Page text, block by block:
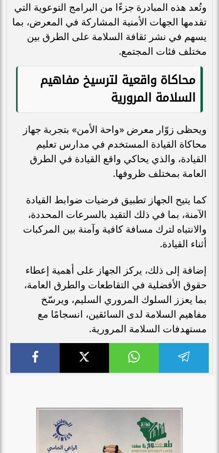
وتُعد هذه المبادرة جزءًا من البرامج التوعوية التي
تقدمها الجهات الأمنية المشاركة في المعرض، بما
يسهم في نشر ثقافة السلامة على الطرق بين
مختلف فئات المجتمع.
محاكاة واقعية لترسيخ مفاهيم
السلامة المرورية
ويحظى زوّار معرض «واحة الأمن» بتجربة جهاز
محاكاة القيادة المستخدم في مدارس تعليم
القيادة، والذي يحاكي واقع القيادة في الطرق
العامة بمختلف ظروفها.
كما يتيح الجهاز تطبيق فرضيات ضوابط القيادة
الآمنة، بما في ذلك التقيد بالسرعات المحددة،
والانتباه لترك مسافة كافية وآمنة بين المركبات
أثناء القيادة.
إضافة إلى ذلك، يركز الجهاز على أهمية إعطاء
حقوق الأفضلية في التقاطعات والطرق العامة،
بما يعزز السلوك المروري السليم، ويرسّخ
مفاهيم السلامة لدى السائقين، انسجامًا مع
مستهدفات السلامة المرورية.